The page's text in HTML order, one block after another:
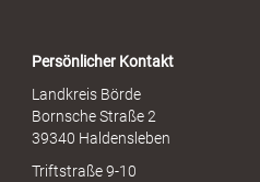
Persönlicher Kontakt
Landkreis Börde
Bornsche Straße 2
39340 Haldensleben
Triftstraße 9-10